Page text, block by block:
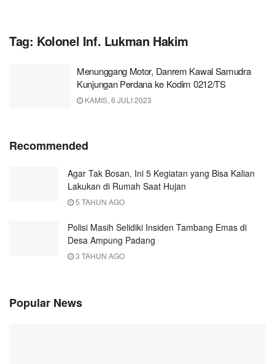
Tag: Kolonel Inf. Lukman Hakim
Menunggang Motor, Danrem Kawal Samudra
Kunjungan Perdana ke Kodim 0212/TS
KAMIS, 6 JULI 2023
Recommended
Agar Tak Bosan, Ini 5 Kegiatan yang Bisa Kalian
Lakukan di Rumah Saat Hujan
5 TAHUN AGO
Polisi Masih Selidiki Insiden Tambang Emas di
Desa Ampung Padang
3 TAHUN AGO
Popular News